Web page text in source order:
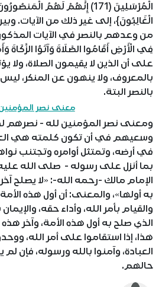
الْغَالِبُونَ}، إلى غير ذلك من الآيات.
من وعدهم بالنصر في الآيات
فِي الْأَرْضِ أَقَامُوا الصَّلَاةَ وَآتَوُا الزَّكَاةَ
على أن الذين لا يقيمون الصلاة، ولا
بالمعروف، ولا ينهون عن المنكر،
بالنصر البتة.
معنى نصر
ومعنى نصر المؤمنين لله - نصرهم
وسعيهم في أن تكون كلمته هي
في أرضه، وتمتثل أوامره وتجتنب
بما أنزل على رسوله - صلى الله
الإمام مالك -رحمه الله-: «لا يصلح
به أولها»، والمعنى: أن أول هذه
والقيام بأمر الله، وأداء حقه،
الذي صلح به أول هذه الأمة، وآخر هذه
هذا، إذا استقاموا على أمر الله،
العبادة، وآمنوا بالله ورسوله، فإن
حالهم.